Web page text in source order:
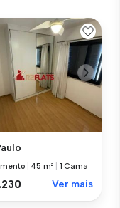
45 m² 1 Cama
Ver mais